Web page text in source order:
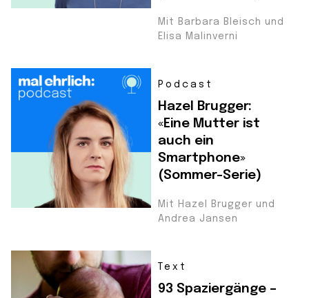
Mit Barbara Bleisch und
Elisa Malinverni
Podcast
Hazel Brugger:
«Eine Mutter ist
auch ein
Smartphone»
(Sommer-Serie)
Mit Hazel Brugger und
Andrea Jansen
Text
93 Spaziergänge –